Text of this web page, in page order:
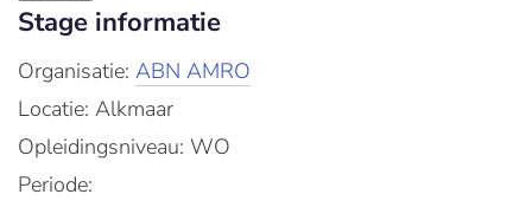
Stage informatie
Organisatie: ABN AMRO
Locatie: Alkmaar
Opleidingsniveau: WO
Periode: